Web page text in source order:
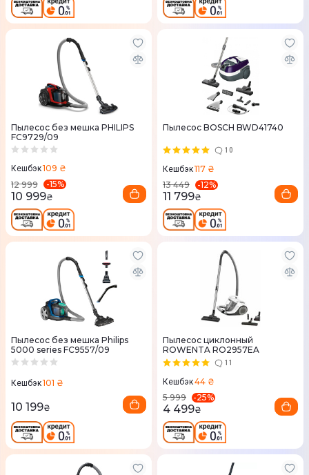
Пылесос без мешка PHILIPS
FC9729/09
Кешбэк109 ₴
12 999
-15%
10 999₴
Пылесос BOSCH BWD41740
10
Кешбэк117 ₴
13 449
-12%
11 799₴
Пылесос без мешка Philips
5000 series FC9557/09
Кешбэк101 ₴
10 199₴
Пылесос циклонный
ROWENTA RO2957EA
11
Кешбэк44 ₴
5 999
-25%
4 499₴